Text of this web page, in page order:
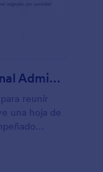
Solicitud De Beca Para Personal Administrativo Universitario
reunir
una hoja de